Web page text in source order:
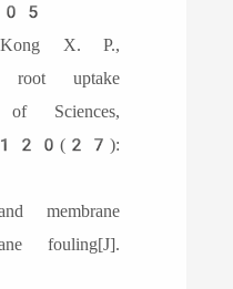
X. P.,
uptake
Sciences,
membrane
fouling[J].